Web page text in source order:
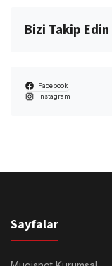
Bizi Takip Edin
Facebook
Instagram
Sayfalar